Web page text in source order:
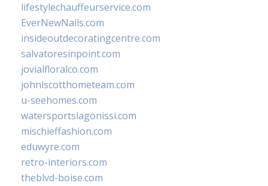
lifestylechauffeurservice.com
EverNewNails.com
insideoutdecoratingcentre.com
salvatoresinpoint.com
jovialfloralco.com
johnlscotthometeam.com
u-seehomes.com
watersportslagonissi.com
mischieffashion.com
eduwyre.com
retro-interiors.com
theblvd-boise.com